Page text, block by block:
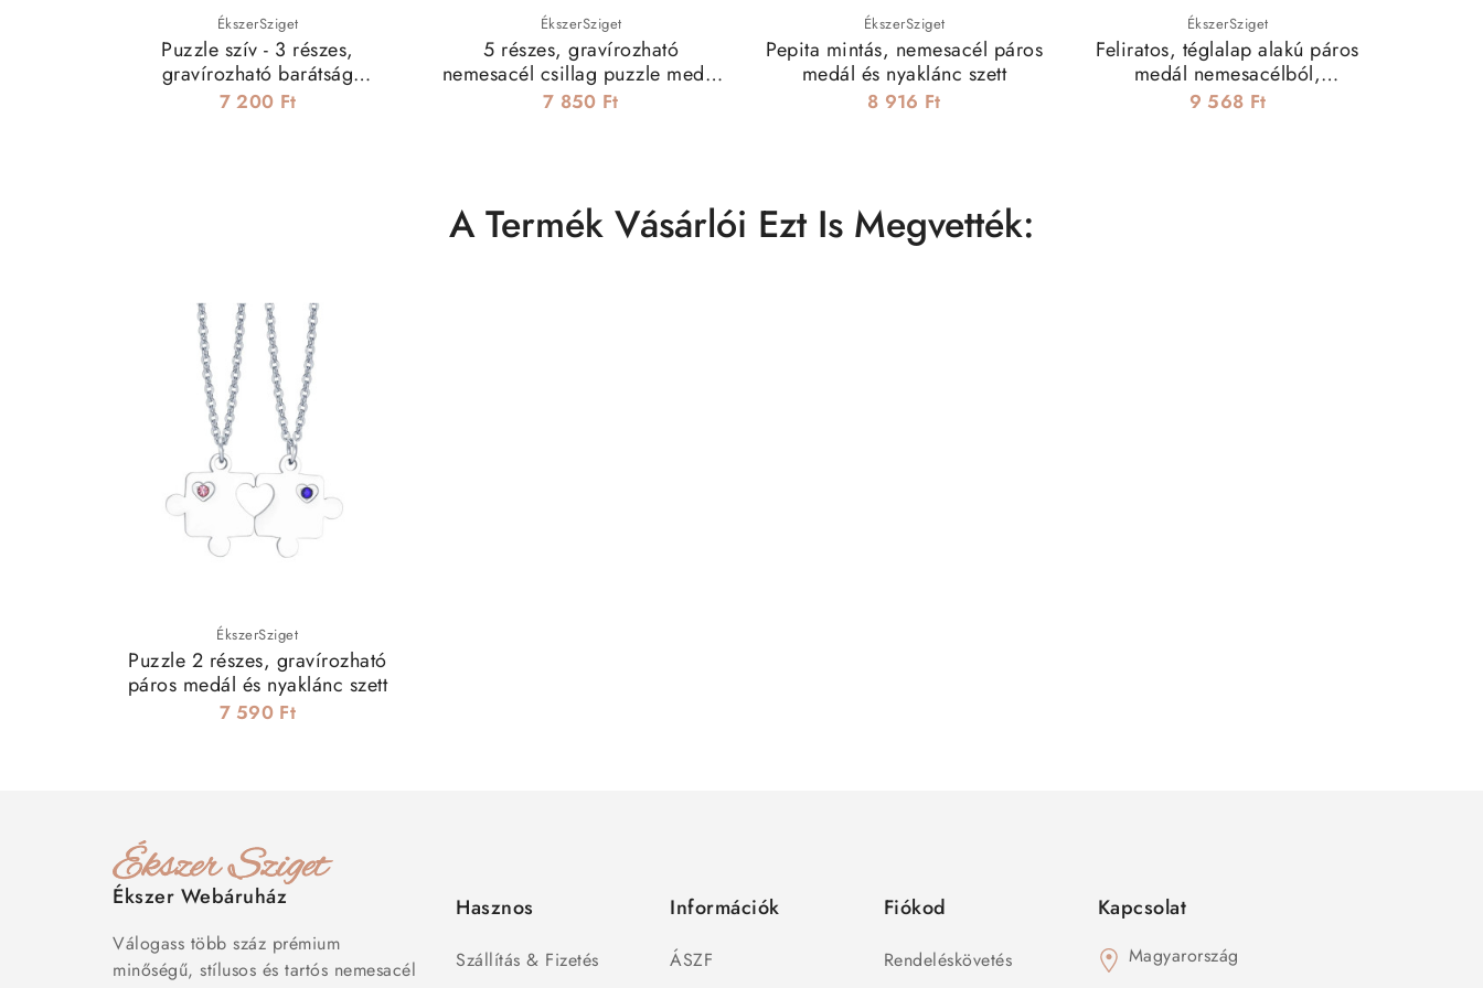
ÉkszerSziget
Puzzle szív - 3 részes,
gravírozható barátság
medál+nyaklánc szett
7 200 Ft
ÉkszerSziget
5 részes, gravírozható
nemesacél csillag puzzle medál
nyaklánccal
7 850 Ft
ÉkszerSziget
Pepita mintás, nemesacél páros
medál és nyaklánc szett
8 916 Ft
ÉkszerSziget
Feliratos, téglalap alakú páros
medál nemesacélból,
nyaklánccal - Kulcsok
9 568 Ft
A Termék Vásárlói Ezt Is Megvették:
ÉkszerSziget
Puzzle 2 részes, gravírozható
páros medál és nyaklánc szett
7 590 Ft
Ékszer Webáruház
Válogass több száz prémium
minőségű, stílusos és tartós nemesacél
Hasznos
Szállítás & Fizetés
Információk
ÁSZF
Fiókod
Rendeléskövetés
Kapcsolat
Magyarország